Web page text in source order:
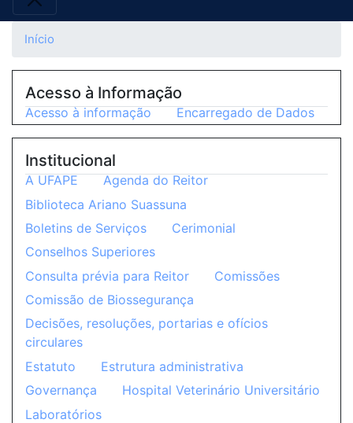
Início
Acesso à Informação
Acesso à informação Encarregado de Dados
Institucional
A UFAPE
Agenda do Reitor
Biblioteca Ariano Suassuna
Boletins de Serviços
Cerimonial
Conselhos Superiores
Consulta prévia para Reitor
Comissões
Comissão de Biossegurança
Decisões, resoluções, portarias e ofícios
circulares
Estatuto
Estrutura administrativa
Governança
Hospital Veterinário Universitário
Laboratórios